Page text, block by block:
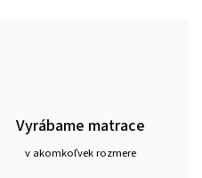
Vyrábame matrace
v akomkoľvek rozmere